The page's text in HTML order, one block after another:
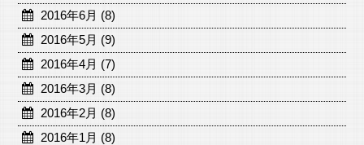
2016年6月 (8)
2016年5月 (9)
2016年4月 (7)
2016年3月 (8)
2016年2月 (8)
2016年1月 (8)